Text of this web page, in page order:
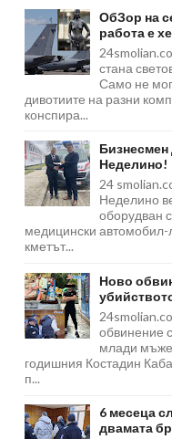
ОбЗор на
работа е
стана
Само не
дивотиите на разни
конспира...
Бизнесмен
Неделино!
24
Неделино
оборудван
медицински
кметът...
Ново
обвинение
млади мъже
годишния Костадин
п...
6 месеца
двамата